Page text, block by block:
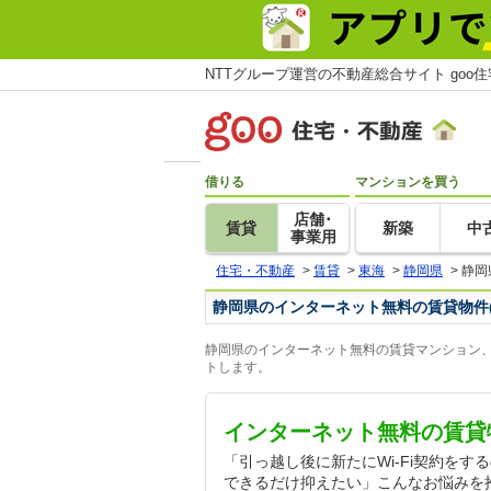
NTTグループ運営の不動産総合サイト goo
借りる
賃貸
店舗･
事業用
マンションを買う
新築 中
住宅・不動産 > 賃貸 > 東海 > 静岡県 > 静岡
静岡県のインターネット無料の賃貸物
静岡県のインターネット無料の賃貸マンション
トします。
インターネット無料の賃
「引っ越し後に新たにWi-Fi契約をす
できるだけ抑えたい」こんなお悩み